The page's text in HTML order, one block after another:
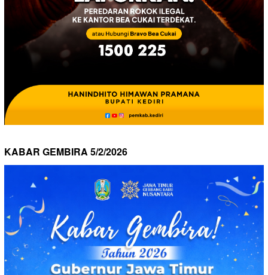
KABAR GEMBIRA 5/2/2026